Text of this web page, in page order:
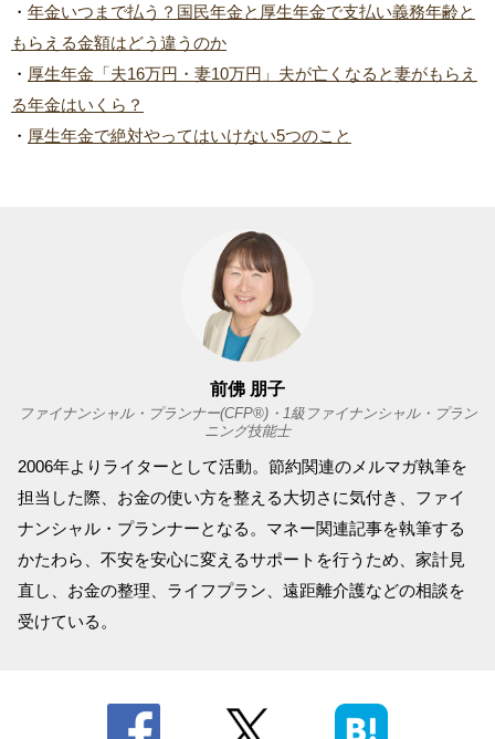
・ 年金いつまで払う？国民年金と厚生年金で支払い義務年齢と
もらえる金額はどう違うのか
・ 厚生年金「夫16万円・妻10万円」夫が亡くなると妻がもらえ
る年金はいくら？
・ 厚生年金で絶対やってはいけない5つのこと
前佛 朋子
ファイナンシャル・プランナー(CFP®)・1級ファイナンシャル・プラン
ニング技能士
2006年よりライターとして活動。節約関連のメルマガ執筆を
担当した際、お金の使い方を整える大切さに気付き、ファイ
ナンシャル・プランナーとなる。マネー関連記事を執筆する
かたわら、不安を安心に変えるサポートを行うため、家計見
直し、お金の整理、ライフプラン、遠距離介護などの相談を
受けている。